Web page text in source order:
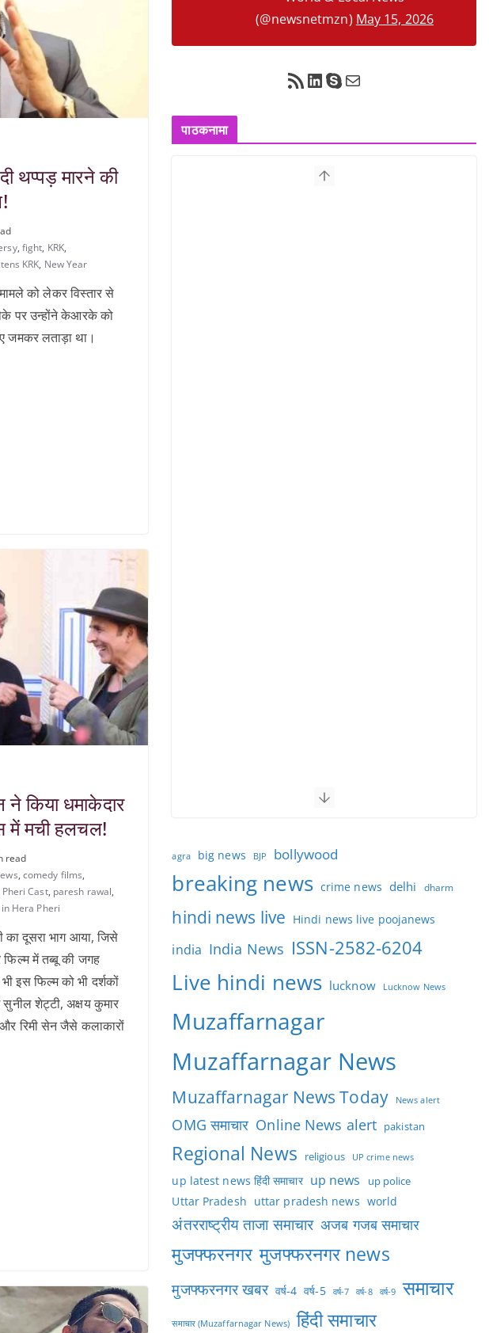
थप्पड़ मारने की
, fight, KRK,
KRK, New Year
को लेकर विस्तार से
पर उन्होंने केआरके को
जमकर लताड़ा था।
किया धमाकेदार
में मची हलचल!
read
, comedy films,
Cast, paresh rawal,
Hera Pheri
दूसरा भाग आया, जिसे
फिल्म में तब्बू की जगह
इस फिल्म को भी दर्शकों
सुनील शेट्टी, अक्षय कुमार
रिमी सेन जैसे कलाकारों
(@newsnetmzn) May 15, 2026
RSS Feed LinkedIn Skype Mail
पाठकनामा
agra big news BJP bollywood
breaking news crime news delhi dharm
hindi news live Hindi news live poojanews
india India News ISSN-2582-6204
Live hindi news lucknow Lucknow News
Muzaffarnagar
Muzaffarnagar News
Muzaffarnagar News Today News alert
OMG समाचार Online News alert pakistan
Regional News religious UP crime news
up latest news हिंदी समाचार up news up police
Uttar Pradesh uttar pradesh news world
अंतरराष्ट्रीय ताजा समाचार अजब गजब समाचार
मुजफ्फरनगर मुजफ्फरनगर news
मुजफ्फरनगर खबर वर्ष-4 वर्ष-5 वर्ष-7 वर्ष-8 वर्ष-9 समाचार
समाचार (Muzaffarnagar News) हिंदी समाचार